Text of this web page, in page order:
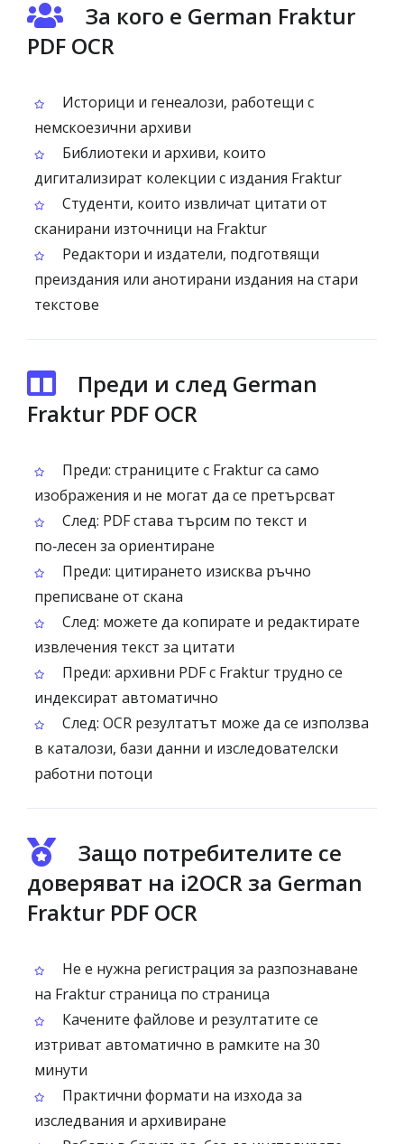
За кого е German Fraktur
PDF OCR
Историци и генеалози, работещи с
немскоезични архиви
Библиотеки и архиви, които
дигитализират колекции с издания Fraktur
Студенти, които извличат цитати от
сканирани източници на Fraktur
Редактори и издатели, подготвящи
преиздания или анотирани издания на стари
текстове
Преди и след German
Fraktur PDF OCR
Преди: страниците с Fraktur са само
изображения и не могат да се претърсват
След: PDF става търсим по текст и
по‑лесен за ориентиране
Преди: цитирането изисква ръчно
преписване от скана
След: можете да копирате и редактирате
извлечения текст за цитати
Преди: архивни PDF с Fraktur трудно се
индексират автоматично
След: OCR резултатът може да се използва
в каталози, бази данни и изследователски
работни потоци
Защо потребителите се
доверяват на i2OCR за German
Fraktur PDF OCR
Не е нужна регистрация за разпознаване
на Fraktur страница по страница
Качените файлове и резултатите се
изтриват автоматично в рамките на 30
минути
Практични формати на изхода за
изследвания и архивиране